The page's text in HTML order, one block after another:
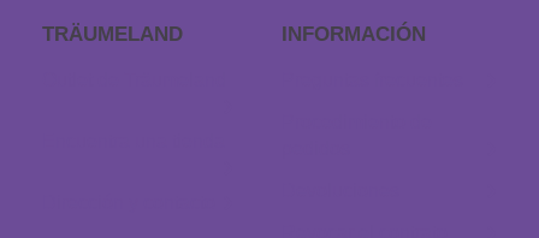
TRÄUMELAND INFORMACIÓN